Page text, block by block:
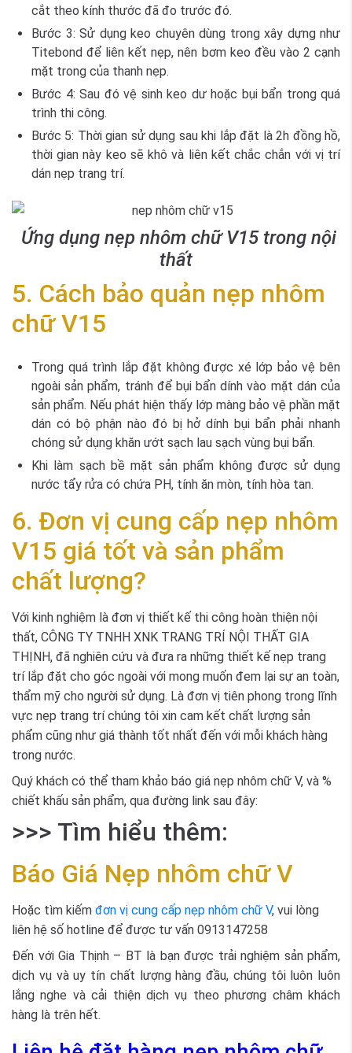
cắt theo kính thước đã đo trước đó.
Bước 3: Sử dụng keo chuyên dùng trong xây dựng như
Titebond để liên kết nẹp, nên bơm keo đều vào 2 cạnh
mặt trong của thanh nẹp.
Bước 4: Sau đó vệ sinh keo dư hoặc bụi bẩn trong quá
trình thi công.
Bước 5: Thời gian sử dụng sau khi lắp đặt là 2h đồng hồ,
thời gian này keo sẽ khô và liên kết chắc chắn với vị trí
dán nẹp trang trí.
Ứng dụng nẹp nhôm chữ V15 trong nội
thất
5. Cách bảo quản nẹp nhôm
chữ V15
Trong quá trình lắp đặt không được xé lớp bảo vệ bên
ngoài sản phẩm, tránh để bụi bẩn dính vào mặt dán của
sản phẩm. Nếu phát hiện thấy lớp màng bảo vệ phần mặt
dán có bộ phận nào đó bị hở dính bụi bẩn phải nhanh
chóng sử dụng khăn ướt sạch lau sạch vùng bụi bẩn.
Khi làm sạch bề mặt sản phẩm không được sử dụng
nước tẩy rửa có chứa PH, tính ăn mòn, tính hòa tan.
6. Đơn vị cung cấp nẹp nhôm
V15 giá tốt và sản phẩm
chất lượng?
Với kinh nghiệm là đơn vị thiết kế thi công hoàn thiện nội
thất, CÔNG TY TNHH XNK TRANG TRÍ NỘI THẤT GIA
THỊNH, đã nghiên cứu và đưa ra những thiết kế nẹp trang
trí lắp đặt cho góc ngoài với mong muốn đem lại sự an toàn,
thẩm mỹ cho người sử dụng. Là đơn vị tiên phong trong lĩnh
vực nẹp trang trí chúng tôi xin cam kết chất lượng sản
phẩm cũng như giá thành tốt nhất đến với mỗi khách hàng
trong nước.
Quý khách có thể tham khảo báo giá nẹp nhôm chữ V, và %
chiết khấu sản phẩm, qua đường link sau đây:
>>> Tìm hiểu thêm:
Báo Giá Nẹp nhôm chữ V
Hoặc tìm kiếm đơn vị cung cấp nẹp nhôm chữ V, vui lòng
liên hệ số hotline để được tư vấn 0913147258
Đến với Gia Thịnh – BT là bạn được trải nghiệm sản phẩm,
dịch vụ và uy tín chất lượng hàng đầu, chúng tôi luôn luôn
lắng nghe và cải thiện dịch vụ theo phương châm khách
hàng là trên hết.